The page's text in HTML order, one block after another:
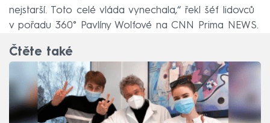
nejstarší. Toto celé vláda vynechala,“ řekl šéf lidovců
v pořadu 360° Pavlíny Wolfové na CNN Prima NEWS.
Čtěte také